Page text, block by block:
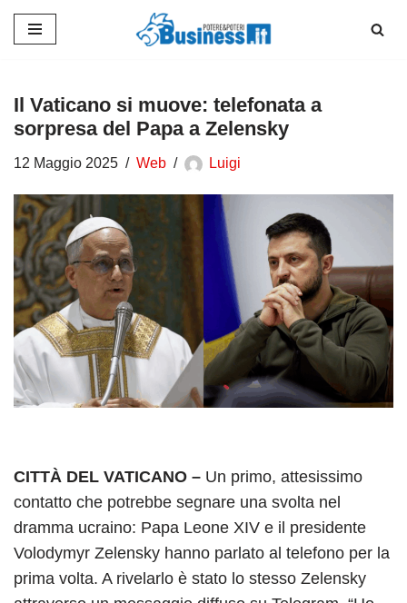
contenuto
Il Vaticano si muove: telefonata a
sorpresa del Papa a Zelensky
12 Maggio 2025 Web Luigi
CITTÀ DEL VATICANO – Un primo, attesissimo
contatto che potrebbe segnare una svolta nel
dramma ucraino: Papa Leone XIV e il presidente
Volodymyr Zelensky hanno parlato al telefono per la
prima volta. A rivelarlo è stato lo stesso Zelensky